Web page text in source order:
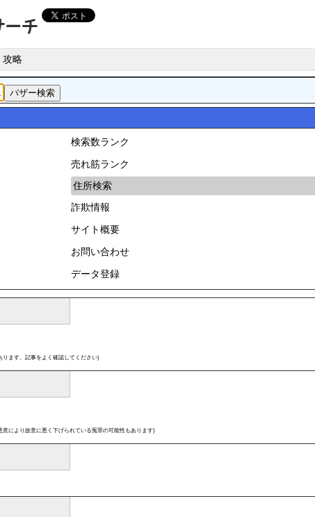
攻略
検索数ランク
売れ筋ランク
住所検索
詐欺情報
サイト概要
お問い合わせ
データ登録
ます。記事をよく確認してください)
により故意に悪く下げられている冤罪の可能性もあります)